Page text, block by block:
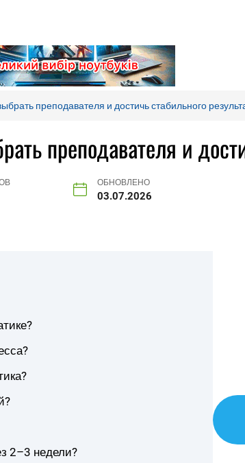
преподавателя и достичь стабильного
преподавателя и
ОБНОВЛЕНО
03.07.2026
2–3 недели?